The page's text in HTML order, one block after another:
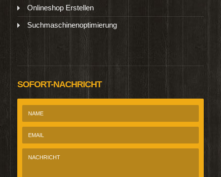
Onlineshop Erstellen
Suchmaschinenoptimierung
SOFORT-NACHRICHT